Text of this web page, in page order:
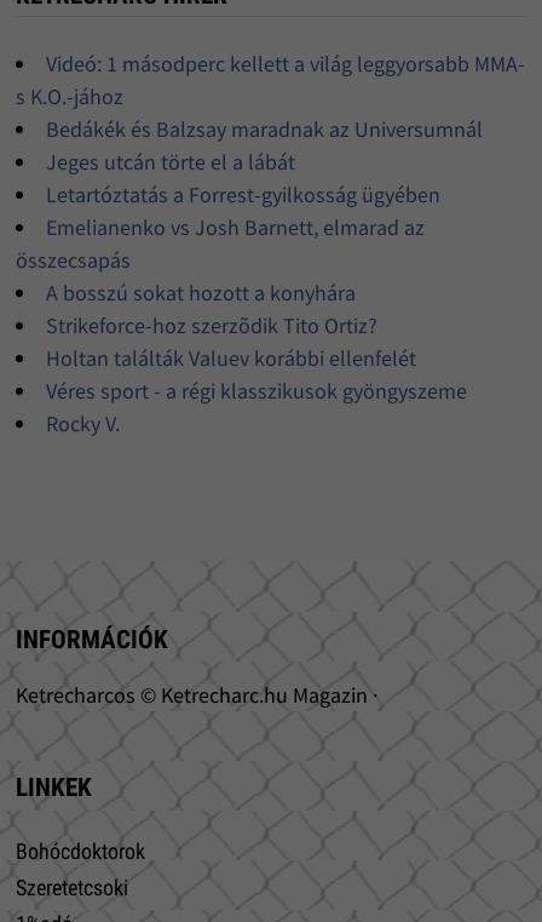
Videó: 1 másodperc kellett a világ leggyorsabb MMA-
s K.O.-jához
Bedákék és Balzsay maradnak az Universumnál
Jeges utcán törte el a lábát
Letartóztatás a Forrest-gyilkosság ügyében
Emelianenko vs Josh Barnett, elmarad az
összecsapás
A bosszú sokat hozott a konyhára
Strikeforce-hoz szerzõdik Tito Ortiz?
Holtan találták Valuev korábbi ellenfelét
Véres sport - a régi klasszikusok gyöngyszeme
Rocky V.
INFORMÁCIÓK
Ketrecharcos © Ketrecharc.hu Magazin ·
LINKEK
Bohócdoktorok
Szeretetcsoki